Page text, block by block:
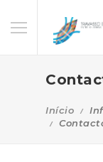
Início